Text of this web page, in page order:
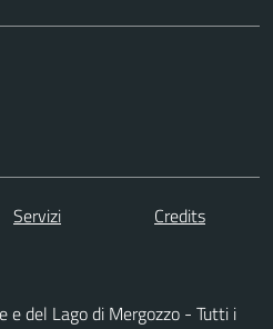
Servizi
Credits
del Lago di Mergozzo - Tutti i